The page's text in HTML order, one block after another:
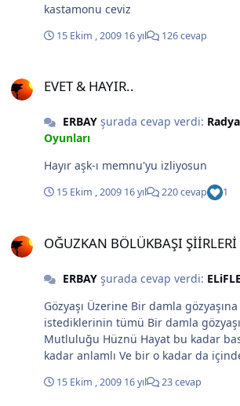
kastamonu ceviz
15 Ekim , 2009 16 yıl 126 cevap
EVET & HAYIR..
ERBAYşurada cevap verdi: Radya
Oyunları
Hayır aşk-ı memnu'yu izliyosun
15 Ekim , 2009 16 yıl 220 cevap 1
OĞUZKAN BÖLÜKBAŞI ŞİİRLERİ
ERBAYşurada cevap verdi: ELiFLE
Gözyaşı Üzerine Bir damla gözyaşına sığar Anlatmak
istediklerinin tümü Bir damla gözyaşı İçinde taşır
Mutluluğu Hüznü Hayat bu kadar basit ve güzel Bu
kadar anlamlı Ve bir o kadar da içinden çıkılmaz
gözyaşının söylediklerini Bir cümle içinde Bir damla
15 Ekim , 2009 16 yıl 23 cevap